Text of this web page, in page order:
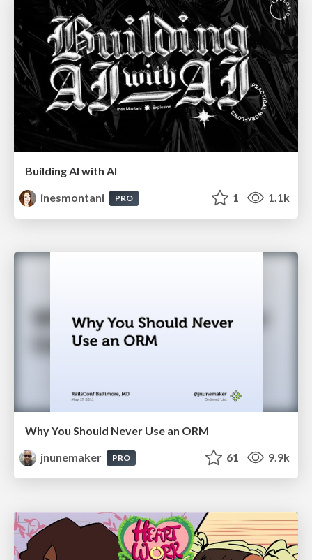
Building AI with AI
inesmontani
PRO 1 1.1k
Why You Should Never Use an ORM
jnunemaker
PRO 61 9.9k